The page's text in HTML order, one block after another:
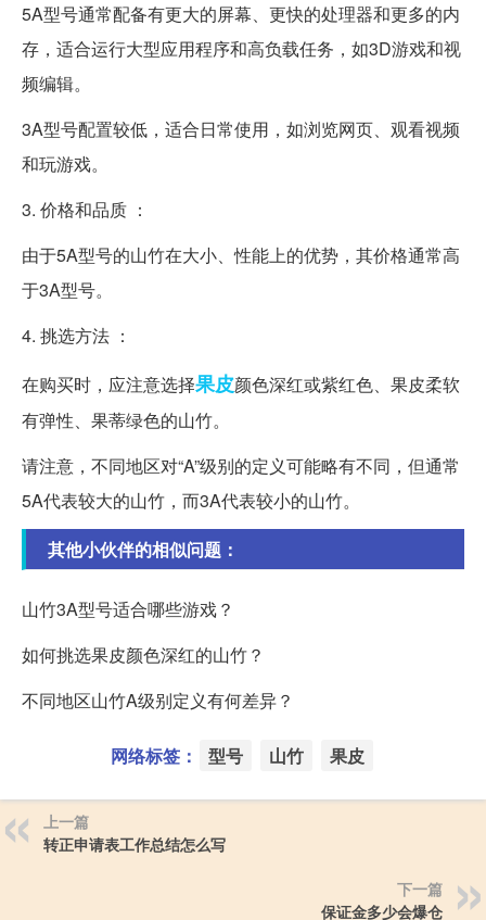
5A型号通常配备有更大的屏幕、更快的处理器和更多的内
存，适合运行大型应用程序和高负载任务，如3D游戏和视
频编辑。
3A型号配置较低，适合日常使用，如浏览网页、观看视频
和玩游戏。
3. 价格和品质 ：
由于5A型号的山竹在大小、性能上的优势，其价格通常高
于3A型号。
4. 挑选方法 ：
在购买时，应注意选择果皮颜色深红或紫红色、果皮柔软
有弹性、果蒂绿色的山竹。
请注意，不同地区对“A”级别的定义可能略有不同，但通常
5A代表较大的山竹，而3A代表较小的山竹。
其他小伙伴的相似问题：
山竹3A型号适合哪些游戏？
如何挑选果皮颜色深红的山竹？
不同地区山竹A级别定义有何差异？
网络标签： 型号 山竹 果皮
上一篇
转正申请表工作总结怎么写
下一篇
保证金多少会爆仓